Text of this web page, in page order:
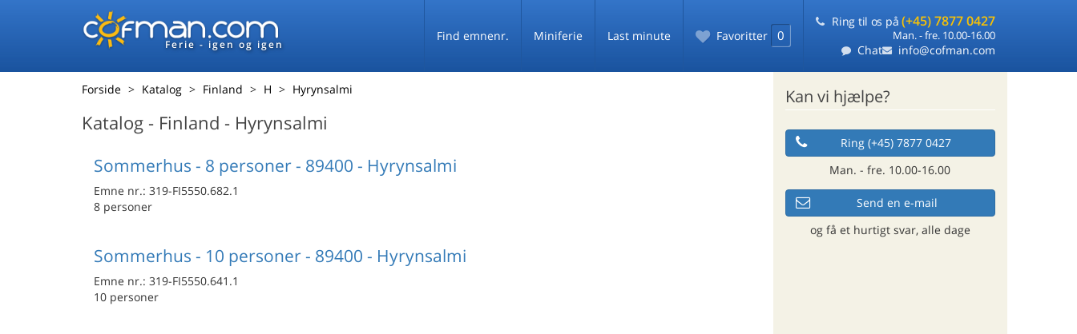
Ferie - igen og igen
Find emnenr. Miniferie Last minute Favoritter 0
Ring til os på (+45) 7877 0427
Man. - fre. 10.00-16.00
Chat info@cofman.com
Forside Katalog Finland H Hyrynsalmi
Katalog - Finland - Hyrynsalmi
Sommerhus - 8 personer - 89400 - Hyrynsalmi
Emne nr.: 319-FI5550.682.1
8 personer
Sommerhus - 10 personer - 89400 - Hyrynsalmi
Emne nr.: 319-FI5550.641.1
10 personer
Kan vi hjælpe?
Ring (+45) 7877 0427
Man. - fre. 10.00-16.00
Send en e-mail
og få et hurtigt svar, alle dage